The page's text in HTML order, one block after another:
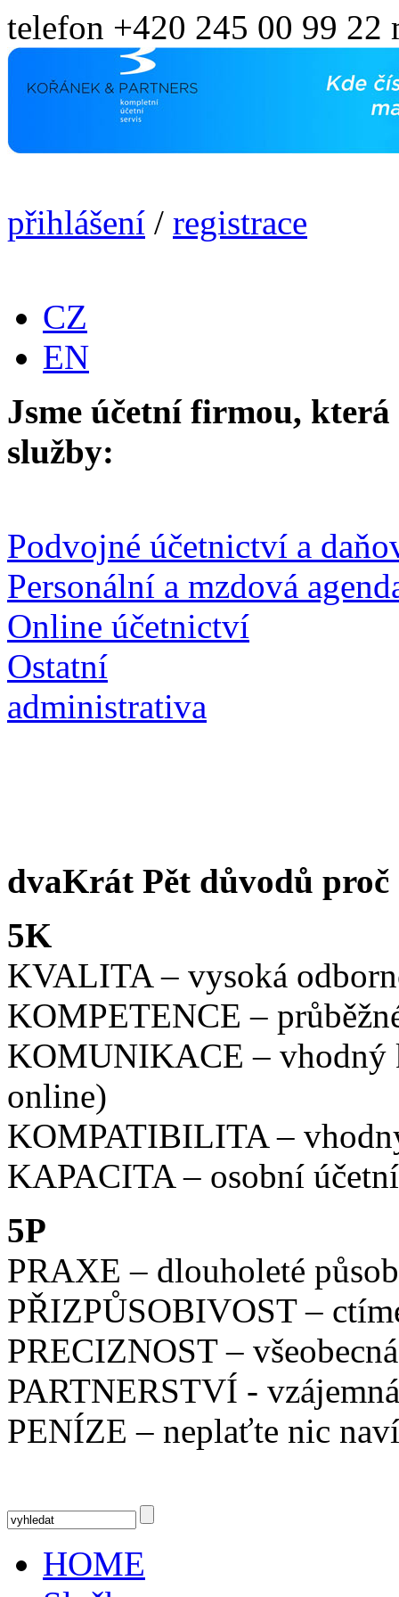
telefon +420 245 00 99 22
přihlášení / registrace
CZ
EN
Jsme účetní firmou,
služby:
Podvojné účetnictví a
Personální a mzdová
Online účetnictví
Ostatní
administrativa
dvaKrát Pět důvodů
5K
KVALITA – vysoká
KOMPETENCE –
KOMUNIKACE – vhodný
online)
KOMPATIBILITA –
KAPACITA – osobní
5P
PRAXE – dlouholeté
PŘIZPŮSOBIVOST –
PRECIZNOST –
PARTNERSTVÍ -
PENÍZE – neplaťte nic
HOME